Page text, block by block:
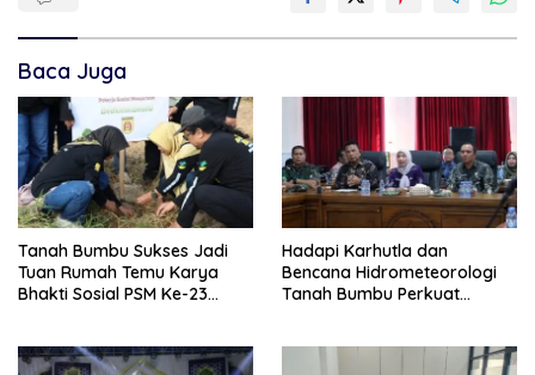
Baca Juga
Tanah Bumbu Sukses Jadi
Tuan Rumah Temu Karya
Bhakti Sosial PSM Ke-23
Hadapi Karhutla dan
Bencana Hidrometeorologi
Tanah Bumbu Perkuat